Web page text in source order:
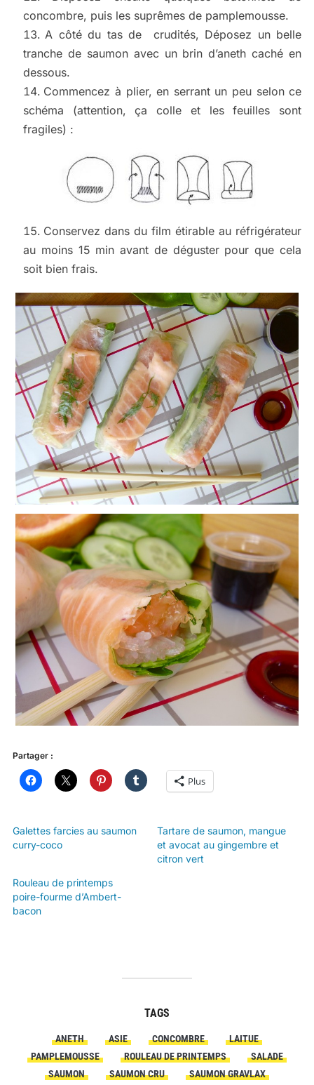
concombre, puis les suprêmes de pamplemousse.
A côté du tas de crudités, Déposez un belle
tranche de saumon avec un brin d’aneth caché en
dessous.
Commencez à plier, en serrant un peu selon ce
schéma (attention, ça colle et les feuilles sont
fragiles) :
Conservez dans du film étirable au réfrigérateur
au moins 15 min avant de déguster pour que cela
soit bien frais.
Partager :
Plus
Galettes farcies au saumon
curry-coco
Tartare de saumon, mangue
et avocat au gingembre et
citron vert
Rouleau de printemps
poire-fourme d’Ambert-
bacon
TAGS
ANETH ASIE CONCOMBRE
LAITUE
PAMPLEMOUSSE
ROULEAU DE PRINTEMPS
SALADE
SAUMON
SAUMON CRU
SAUMON GRAVLAX